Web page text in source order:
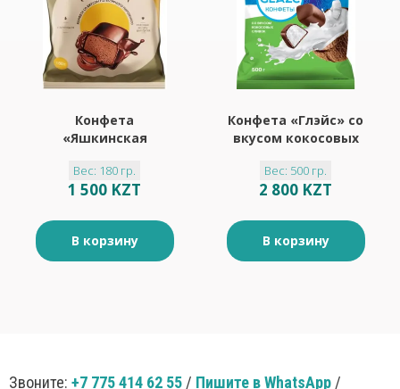
Конфета
«Яшкинская
Вес: 180 гр.
1 500 KZT
В корзину
Конфета «Глэйс» со
вкусом кокосовых
0,5 кг)
Вес: 500 гр.
2 800 KZT
В корзину
Звоните: +7 775 414 62 55 / Пишите в WhatsApp /